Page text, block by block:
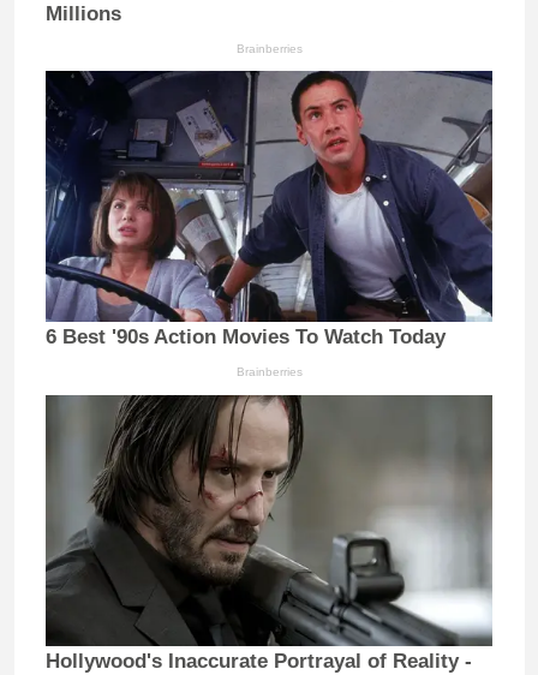
Millions
Brainberries
6 Best '90s Action Movies To Watch Today
Brainberries
Hollywood's Inaccurate Portrayal of Reality -